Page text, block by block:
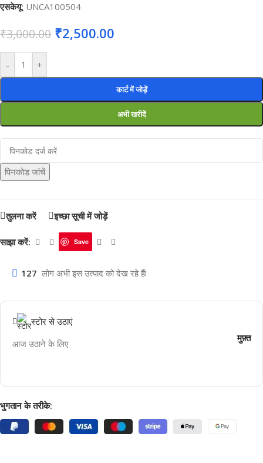
एसकेयू: UNCA100504
₹3,000.00 ₹2,500.00
- +
कार्ट में जोड़ें
अभी खरीदें
पिनकोड जांचें
तुलना करें इच्छा सूची में जोड़ें
साझा करें: Save
127 लोग अभी इस उत्पाद को देख रहे हैं!
स्टोर से उठाएं
आज उठाने के लिए मुफ़्त
भुगतान के तरीके: